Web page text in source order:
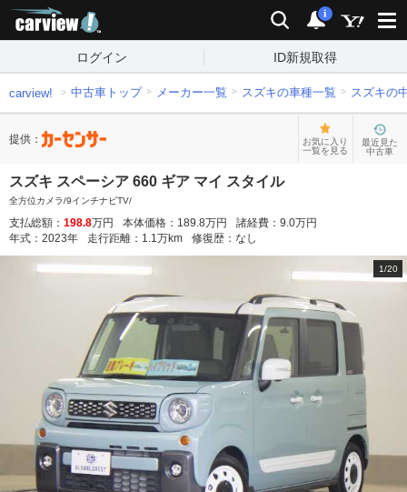
検索 通知
i
ログイン ID新規取得
carview! 中古車トップ メーカー一覧 スズキの車種一覧 スズキの
提供：
お気に入り
一覧を見る
最近見た
中古車
スズキ スペーシア 660 ギア マイ スタイル
全方位カメラ/9インチナビTV/
支払総額： 198.8万円 本体価格： 189.8万円 諸経費： 9.0万円
年式： 2023年 走行距離： 1.1万km 修復歴： なし
1/20